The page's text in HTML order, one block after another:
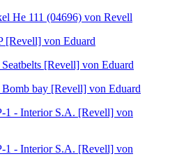
He 111 (04696) von Revell
[Revell] von Eduard
[Revell] von Eduard
bay [Revell] von Eduard
1 - Interior S.A. [Revell] von
1 - Interior S.A. [Revell] von